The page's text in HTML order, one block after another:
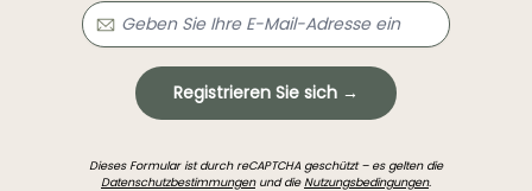
Registrieren Sie sich →
Dieses Formular ist durch reCAPTCHA geschützt – es gelten die
Datenschutzbestimmungenund dieNutzungsbedingungen.